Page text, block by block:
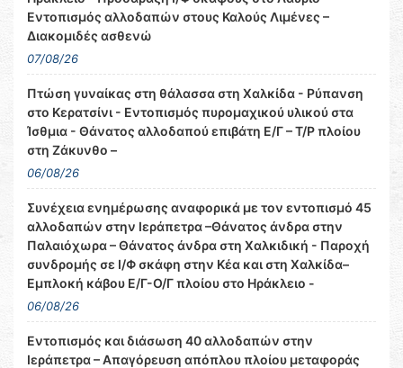
Εντοπισμός αλλοδαπών στους Καλούς Λιμένες –
Διακομιδές ασθενώ
07/08/26
Πτώση γυναίκας στη θάλασσα στη Χαλκίδα - Ρύπανση
στο Κερατσίνι - Εντοπισμός πυρομαχικού υλικού στα
Ίσθμια - Θάνατος αλλοδαπού επιβάτη Ε/Γ – Τ/Ρ πλοίου
στη Ζάκυνθο –
06/08/26
Συνέχεια ενημέρωσης αναφορικά με τον εντοπισμό 45
αλλοδαπών στην Ιεράπετρα –Θάνατος άνδρα στην
Παλαιόχωρα – Θάνατος άνδρα στη Χαλκιδική - Παροχή
συνδρομής σε Ι/Φ σκάφη στην Κέα και στη Χαλκίδα–
Εμπλοκή κάβου Ε/Γ-Ο/Γ πλοίου στο Ηράκλειο -
06/08/26
Εντοπισμός και διάσωση 40 αλλοδαπών στην
Ιεράπετρα – Απαγόρευση απόπλου πλοίου μεταφοράς